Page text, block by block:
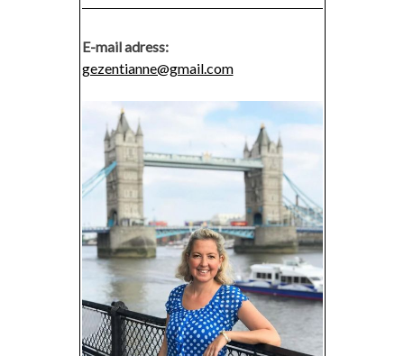
E-mail adress:
gezentianne@gmail.com